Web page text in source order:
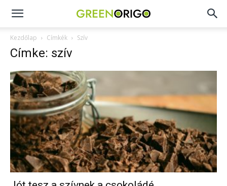
Green
Origo
portál
Kezdőlap Címkék Szív
Címke: szív